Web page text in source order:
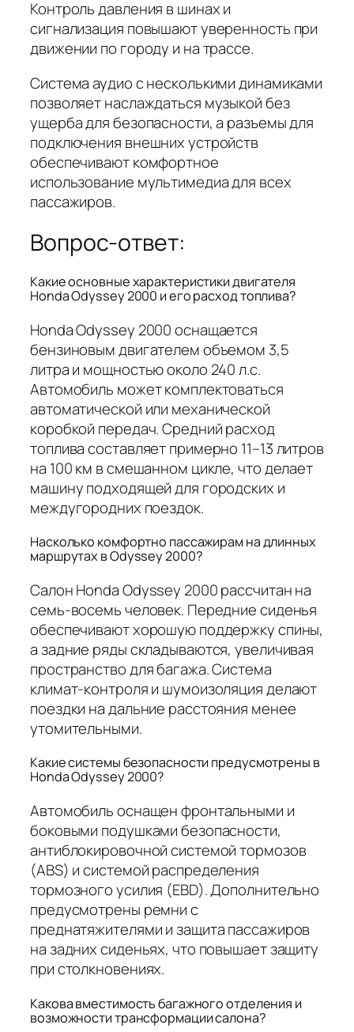
Контроль давления в шинах и
сигнализация повышают уверенность при
движении по городу и на трассе.
Система аудио с несколькими динамиками
позволяет наслаждаться музыкой без
ущерба для безопасности, а разъемы для
подключения внешних устройств
обеспечивают комфортное
использование мультимедиа для всех
пассажиров.
Вопрос-ответ:
Какие основные характеристики двигателя
Honda Odyssey 2000 и его расход топлива?
Honda Odyssey 2000 оснащается
бензиновым двигателем объемом 3,5
литра и мощностью около 240 л.с.
Автомобиль может комплектоваться
автоматической или механической
коробкой передач. Средний расход
топлива составляет примерно 11–13 литров
на 100 км в смешанном цикле, что делает
машину подходящей для городских и
междугородних поездок.
Насколько комфортно пассажирам на длинных
маршрутах в Odyssey 2000?
Салон Honda Odyssey 2000 рассчитан на
семь-восемь человек. Передние сиденья
обеспечивают хорошую поддержку спины,
а задние ряды складываются, увеличивая
пространство для багажа. Система
климат-контроля и шумоизоляция делают
поездки на дальние расстояния менее
утомительными.
Какие системы безопасности предусмотрены в
Honda Odyssey 2000?
Автомобиль оснащен фронтальными и
боковыми подушками безопасности,
антиблокировочной системой тормозов
(ABS) и системой распределения
тормозного усилия (EBD). Дополнительно
предусмотрены ремни с
преднатяжителями и защита пассажиров
на задних сиденьях, что повышает защиту
при столкновениях.
Какова вместимость багажного отделения и
возможности трансформации салона?